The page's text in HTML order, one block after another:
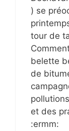
) se
tour de
belette
de
et des
:ermm: